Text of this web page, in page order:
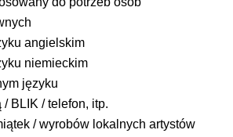
angielskim
niemieckim
języku
/ BLIK / telefon, itp.
/ wyrobów lokalnych artystów